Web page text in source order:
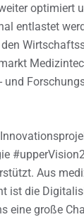
optimiert
entlastet
und
Aus
ist die
eine große